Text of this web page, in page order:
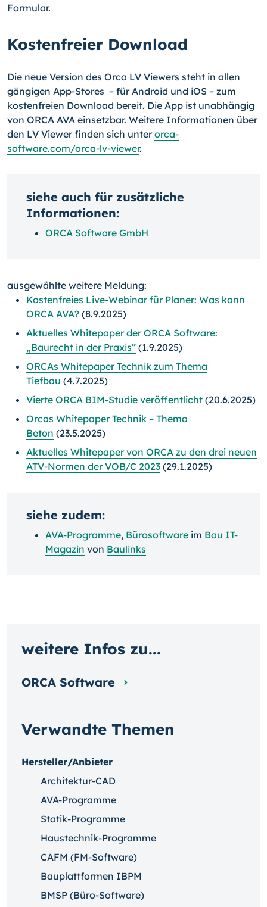
Formular.
Kostenfreier Download
Die neue Version des Orca LV Viewers steht in allen
gängigen App-Stores – für Android und iOS – zum
kostenfreien Download bereit. Die App ist unabhängig
von ORCA AVA einsetzbar. Weitere Informationen über
den LV Viewer finden sich unterorca-
software.com/orca-lv-viewer.
siehe auch für zusätzliche
Informationen:
ORCA Software GmbH
ausgewählte weitere Meldung:
Kostenfreies Live-Webinar für Planer: Was kann
ORCA AVA? (8.9.2025)
Aktuelles Whitepaper der ORCA Software:
„Baurecht in der Praxis” (1.9.2025)
ORCAs Whitepaper Technik zum Thema
Tiefbau (4.7.2025)
Vierte ORCA BIM-Studie veröffentlicht (20.6.2025)
Orcas Whitepaper Technik – Thema
Beton (23.5.2025)
Aktuelles Whitepaper von ORCA zu den drei neuen
ATV-Normen der VOB/C 2023 (29.1.2025)
siehe zudem:
AVA-Programme, Bürosoftware im Bau IT-
Magazin von Baulinks
Verwandte Themen
Hersteller/Anbieter
Architektur-CAD
AVA-Programme
Statik-Programme
Haustechnik-Programme
CAFM (FM-Software)
Bauplattformen IBPM
BMSP (Büro-Software)
weitere Infos zu...
ORCA Software